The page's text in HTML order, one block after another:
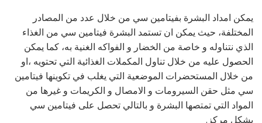
يمكن امداد البشرة بفيتامين سي من خلال عدد من المصادر
المختلفة، حيث يمكن ان تستمد البشرة فيتامين سي من الغذاء
الذي نتناوله و خاصة من الخضار و الفواكه الغنية به، كما يمكن
الحصول عليه من خلال تناول المكملات الغذائية التي تحتويه ،او
من خلال المستحضرات الموضعية التي يغلب في تكوينها فيتامين
سي مثل حقن السيرومات و الامصال و الكريمات و غيرها من
المواد التي تمتصها البشرة و بالتالي تحصل على فيتامين سي
بشكل مركز.